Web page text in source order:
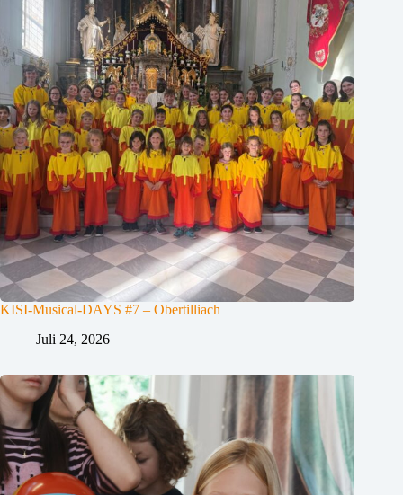
KISI-Musical-DAYS #7 – Obertilliach
Juli 24, 2026